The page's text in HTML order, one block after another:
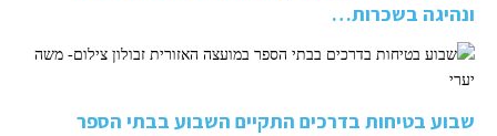
ונהיגה בשכרות…
שבוע בטיחות בדרכים התקיים השבוע בבתי הספר